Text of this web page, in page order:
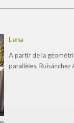
Lena
A partir de la
parallèles,